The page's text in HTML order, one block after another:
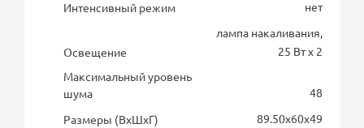
Интенсивный режим нет
Освещение
лампа накаливания,
25 Вт х 2
Максимальный уровень
шума
48
Размеры (ВхШхГ)
89.50х60х49